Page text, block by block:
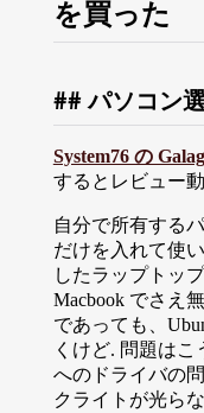
を買った
パソコン
System76 の
するとレビュー
自分で所有する
だけを入れて使
したラップトッ
Macbook でさえ
であっても、
くけど. 問題は
へのドライバの
クライトが光ら